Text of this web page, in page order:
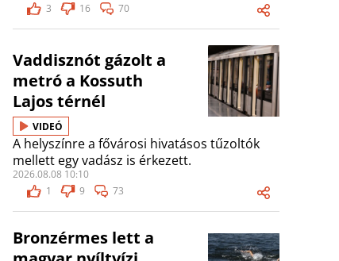
3
16 70
Vaddisznót gázolt a
metró a Kossuth
Lajos térnél
VIDEÓ
A helyszínre a fővárosi hivatásos tűzoltók
mellett egy vadász is érkezett.
2026.08.08 10:10
1
9 73
Bronzérmes lett a